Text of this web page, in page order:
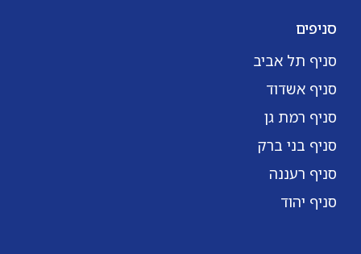
סניפים
סניף תל אביב
סניף אשדוד
סניף רמת גן
סניף בני ברק
סניף רעננה
סניף יהוד